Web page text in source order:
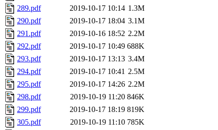
289.pdf
2019-10-17 10:14 1.3M
290.pdf
2019-10-17 18:04 3.1M
291.pdf
2019-10-16 18:52 2.2M
292.pdf
2019-10-17 10:49 688K
293.pdf
2019-10-17 13:13 3.4M
294.pdf
2019-10-17 10:41 2.5M
295.pdf
2019-10-17 14:26 2.2M
298.pdf
2019-10-19 11:20 846K
299.pdf
2019-10-17 18:19 819K
305.pdf
2019-10-19 11:10 785K